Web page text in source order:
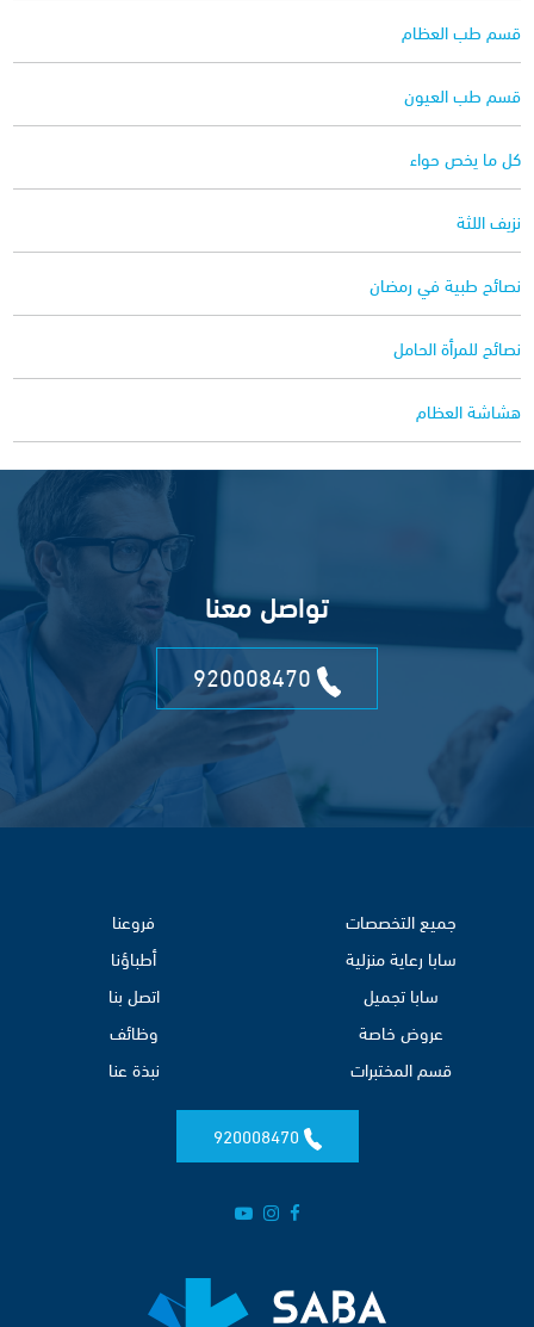
قسم طب العظام
قسم طب العيون
كل ما يخص حواء
نزيف اللثة
نصائح طبية في رمضان
نصائح للمرأة الحامل
هشاشة العظام
تواصل معنا
جميع التخصصات
سابا رعاية منزلية
سابا تجميل
عروض خاصة
قسم المختبرات
فروعنا
أطباؤنا
اتصل بنا
وظائف
نبذة عنا